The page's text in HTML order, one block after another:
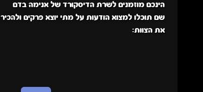
הינכם מוזמנים לשרת הדיסקורד של אנימה בדם
שם תוכלו למצוא הודעות על מתי יוצא פרקים ולהכיר
את הצוות: